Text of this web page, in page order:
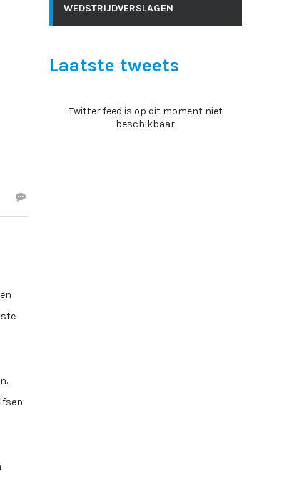
WEDSTRIJDVERSLAGEN
Laatste tweets
Twitter feed is op dit moment niet
beschikbaar.